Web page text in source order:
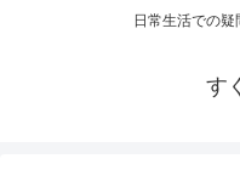
日常生活での
す